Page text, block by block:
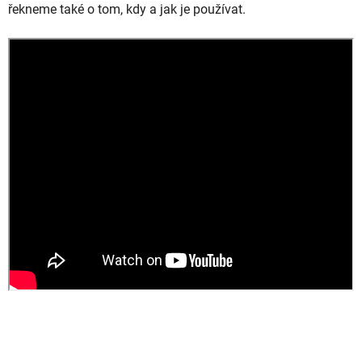
řekneme také o tom, kdy a jak je používat.